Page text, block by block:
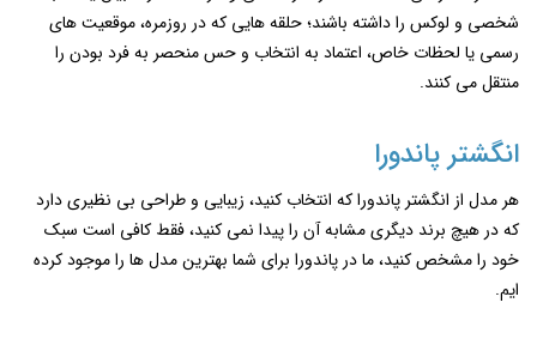
شخصی و لوکس را داشته باشند؛ حلقه ‌هایی که در روزمره، موقعیت ‌های
رسمی یا لحظات خاص، اعتماد به انتخاب و حس منحصر به ‌فرد بودن را
منتقل می ‌کنند.
انگشتر پاندورا
هر مدل از انگشتر پاندورا که انتخاب کنید، زیبایی و طراحی بی نظیری دارد
که در هیچ برند دیگری مشابه آن را پیدا نمی کنید، فقط کافی است سبک
خود را مشخص کنید، ما در پاندورا برای شما بهترین مدل ها را موجود کرده
ایم.